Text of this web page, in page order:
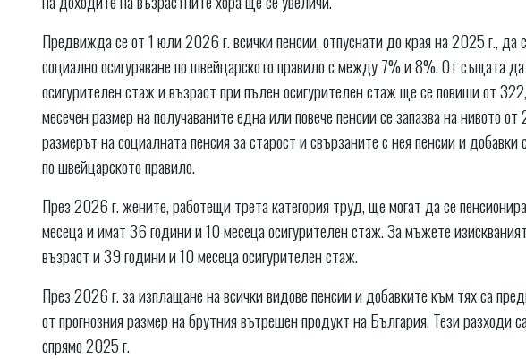
Предвижда се от 1 юли 2026 г. всички пенсии, отпуснати до края на 2025 г., да
социално осигуряване по швейцарското правило с между 7% и 8%. От същата
осигурителен стаж и възраст при пълен осигурителен стаж ще се повиши от
месечен размер на получаваните една или повече пенсии се запазва на нивото
размерът на социалната пенсия за старост и свързаните с нея пенсии и
по швейцарското правило.
През 2026 г. жените, работещи трета категория труд, ще могат да се
месеца и имат 36 години и 10 месеца осигурителен стаж. За мъжете
възраст и 39 години и 10 месеца осигурителен стаж.
През 2026 г. за изплащане на всички видове пенсии и добавките към тях са
от прогнозния размер на брутния вътрешен продукт на България. Тези разходи
спрямо 2025 г.